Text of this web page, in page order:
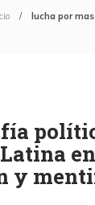
lucha por
y